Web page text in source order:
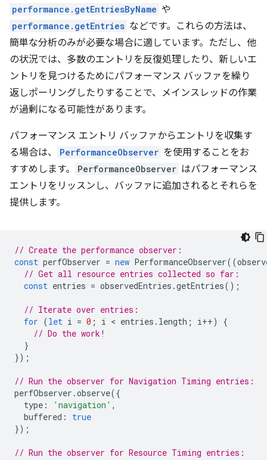
performance.getEntriesByName や
performance.getEntries などです。これらの方法は、
簡単な分析のみが必要な場合に適しています。ただし、他
の状況では、多数のエントリを反復処理したり、新しいエ
ントリを見つけるためにパフォーマンス バッファを繰り
返しポーリングしたりすることで、メインスレッドの作業
が過剰になる可能性があります。
パフォーマンス エントリ バッファからエントリを収集す
る場合は、
PerformanceObserver を使用することをお
すすめします。
PerformanceObserver はパフォーマンス
エントリをリッスンし、バッファに追加されるとそれらを
提供します。
// Create the performance observer:
const perfObserver = new PerformanceObserver((
// Get all resource entries collected so far:
const entries = observedEntries .getEntries();
// Iterate over entries:
for (let i = 0 ; i < entries . length ; i++)
{
// Do the work!
}
});
// Run the observer for Navigation Timing entries:
perfObserver .observe({
type : 'navigation' ,
buffered :
true
});
// Run the observer for Resource Timing entries: